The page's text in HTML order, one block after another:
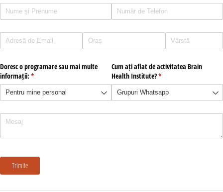
Nume și Prenume*
(required) Phone *
(required)
Email *
(required) Oraș Vârstă
Doresc o programare sau mai multe
informații: *
(required)
Cum ați aflat de activitatea Brain
Health Institute?*
(required)
Mesaj
Trimite